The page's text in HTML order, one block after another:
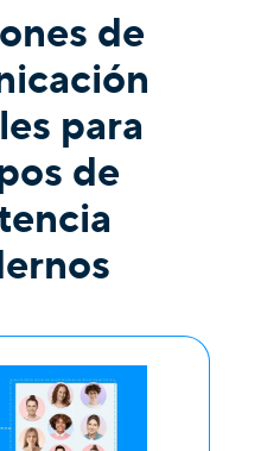
de
para
de